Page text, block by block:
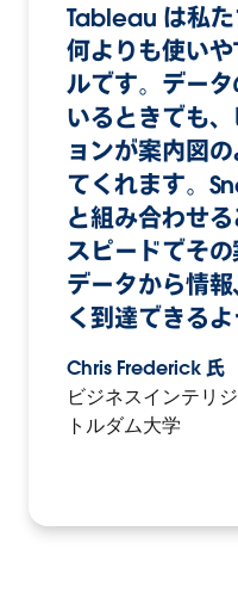
Tableau は私た
何よりも使い
ルです。デー
いるときでも
ョンが案内図
てくれます。
と組み合わせ
スピードでその
データから情
く到達できるよ
Chris Frederick 氏
ビジネスインテリ
トルダム大学